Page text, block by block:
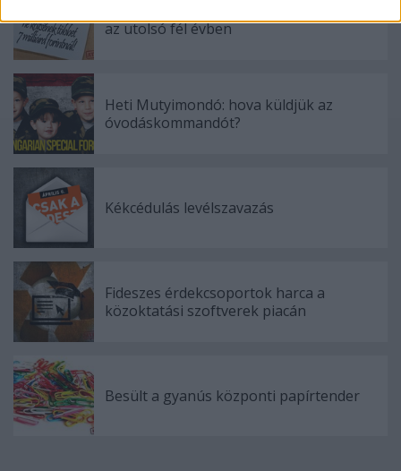
az utolsó fél évben
Heti Mutyimondó: hova küldjük az
óvodáskommandót?
Kékcédulás levélszavazás
Fideszes érdekcsoportok harca a
közoktatási szoftverek piacán
Besült a gyanús központi papírtender